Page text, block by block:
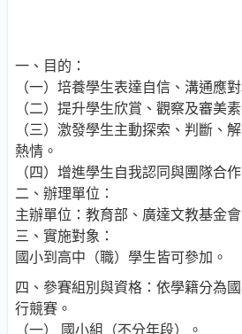
一、目的：
（一）培養學生表達自信、溝通應
（二）提升學生欣賞、觀察及審美素
（三）激發學生主動探索、判斷、
熱情。
（四）增進學生自我認同與團隊合
二、辦理單位：
主辦單位：教育部、廣達文教基金會
三、實施對象：
國小到高中（職）學生皆可參加。
四、參賽組別與資格：依學籍分為
行競賽。
（一） 國小組（不分年段）。